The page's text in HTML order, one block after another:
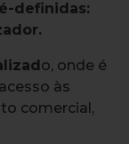
definidas:
o, onde é
às
comercial,